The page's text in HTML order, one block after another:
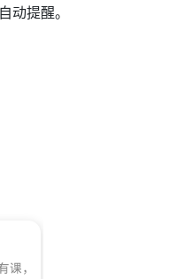
动提醒。